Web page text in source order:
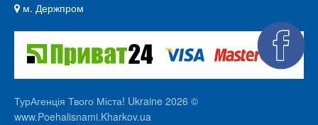
м. Держпром
ТурАгенція Твого Міста! Ukraine 2026 ©
www.Poehalisnami.Kharkov.ua